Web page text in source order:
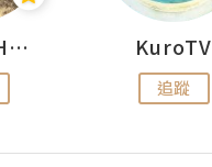
Honna.H 出走 KuroTV
追蹤